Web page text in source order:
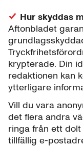
Hur skyddas
Aftonbladet
krypterade. Din
redaktionen kan
ytterligare
Vill du vara
det flera andra
ringa från ett
tillfällig e-